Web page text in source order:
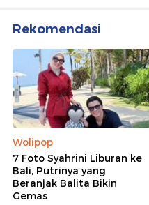
Rekomendasi
Wolipop
7 Foto Syahrini Liburan ke
Bali, Putrinya yang
Beranjak Balita Bikin
Gemas